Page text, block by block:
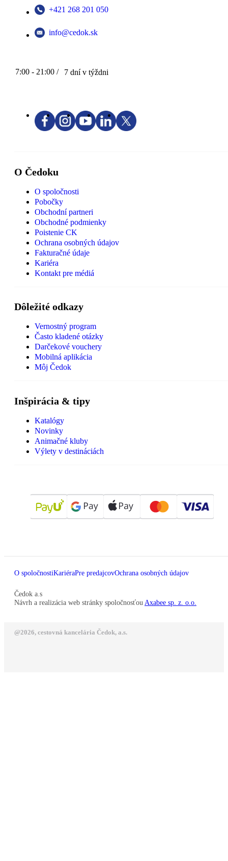
+421 268 201 050
info@cedok.sk
7:00 - 21:00 / 7 dní v týždni
O Čedoku
O spoločnosti
Pobočky
Obchodní partneri
Obchodné podmienky
Poistenie CK
Ochrana osobných údajov
Fakturačné údaje
Kariéra
Kontakt pre médiá
Dôležité odkazy
Vernostný program
Často kladené otázky
Darčekové vouchery
Mobilná aplikácia
Môj Čedok
Inšpirácia & tipy
Katalógy
Novinky
Animačné kluby
Výlety v destináciách
O spoločnostiKariéraPre predajcovOchrana osobných údajov
Čedok a.s
Návrh a realizácia web stránky spoločnosťou Axabee sp. z. o.o.
@2026, cestovná kancelária Čedok, a.s.